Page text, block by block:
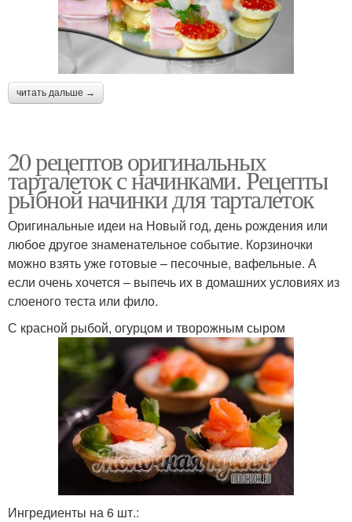
читать дальше →
20 рецептов оригинальных
тарталеток с начинками. Рецепты
рыбной начинки для тарталеток
Оригинальные идеи на Новый год, день рождения или
любое другое знаменательное событие. Корзиночки
можно взять уже готовые – песочные, вафельные. А
если очень хочется – выпечь их в домашних условиях из
слоеного теста или фило.
С красной рыбой, огурцом и творожным сыром
Ингредиенты на 6 шт.: